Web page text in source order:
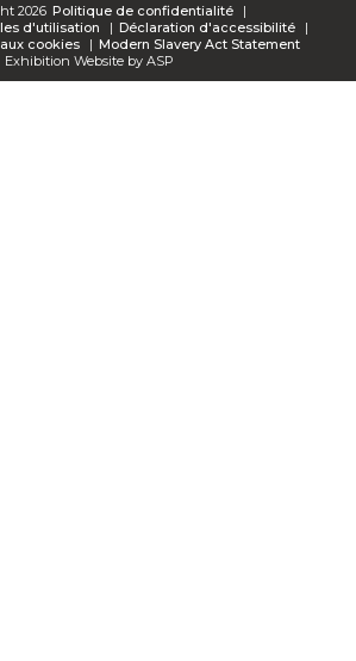
2026 Politique de confidentialité
d'utilisation
Déclaration d'accessibilité
cookies
Modern Slavery Act Statement
Exhibition Website by ASP